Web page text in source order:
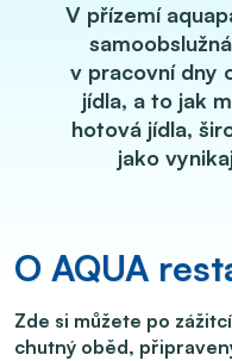
V přízemí
v pracovní dny
jídla, a to jak
hotová jídla,
jako
O AQUA
Zde si můžete po
chutný oběd,